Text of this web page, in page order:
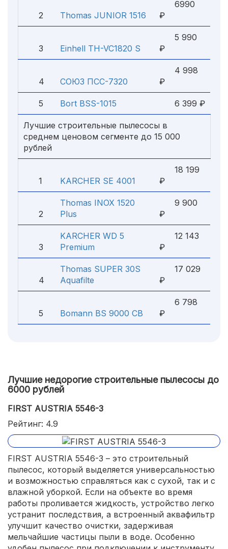
2 Thomas JUNIOR 1516
6990
₽
3 Einhell TH-VC1820 S
5 990
₽
4 СОЮЗ ПСС-7320
4 998
₽
5 Bort BSS-1015 6 399 ₽
Лучшие строительные пылесосы в
среднем ценовом сегменте до 15 000
рублей
1 KARCHER SE 4001
18 199
₽
2
Thomas INOX 1520
Plus
9 900
₽
3
KARCHER WD 5
Premium
12 143
₽
4
Thomas SUPER 30S
Aquafilte
17 029
₽
5 Bomann BS 9000 CB
6 798
₽
Лучшие недорогие строительные пылесосы до
6000 рублей
FIRST AUSTRIA 5546-3
Рейтинг: 4.9
FIRST AUSTRIA 5546-3 – это строительный
пылесос, который выделяется универсальностью
и возможностью справляться как с сухой, так и с
влажной уборкой. Если на объекте во время
работы проливается жидкость, устройство легко
устранит последствия, а встроенный аквафильтр
улучшит качество очистки, задерживая
мельчайшие частицы пыли в воде. Особенно